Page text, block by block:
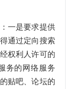
一是要求提供
通过定向搜索
权利人许可的
务的网络服务
贴吧、论坛的